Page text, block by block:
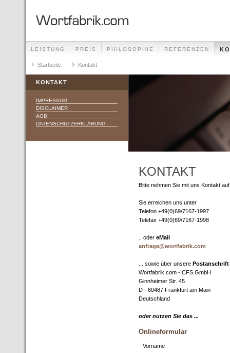
LEISTUNG PREIS PHILOSOPHIE REFERENZEN
Startseite Kontakt
KONTAKT
IMPRESSUM
DISCLAIMER
AGB
DATENSCHUTZERKLÄRUNG
KONTAKT
Bitte nehmen Sie mit uns Kontakt
Sie erreichen uns unter
Telefon +49(0)69/7167-1997
Telefax +49(0)69/7167-1998
.. oder eMail
anfrage@wortfabrik.com
... sowie über unsere Postanschrift
Wortfabrik.com - CFS GmbH
Ginnheimer Str. 45
D - 60487 Frankfurt am Main
Deutschland
oder nutzen Sie das ...
Onlineformular
Vorname